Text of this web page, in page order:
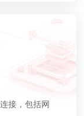
接，包括网